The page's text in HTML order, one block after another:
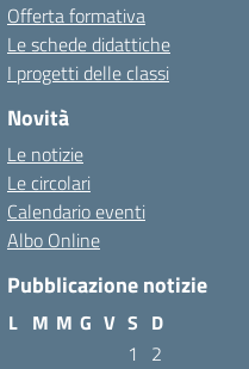
Offerta formativa
Le schede didattiche
I progetti delle classi
Novità
Le notizie
Le circolari
Calendario eventi
Albo Online
Pubblicazione notizie
L M M G V S D
1
2